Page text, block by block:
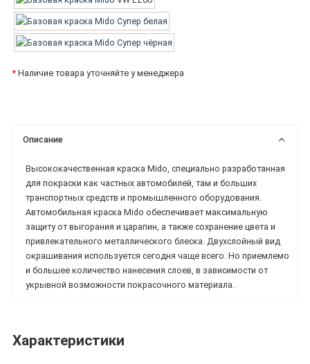
* Наличие товара уточняйте у менеджера
Описание
Высококачественная краска Mido, специально разработанная
для покраски как частных автомобилей, там и больших
транспортных средств и промышленного оборудования.
Автомобильная краска Mido обеспечивает максимальную
защиту от выгорания и царапин, а также сохранение цвета и
привлекательного металлического блеска. Двухслойный вид
окрашивания используется сегодня чаще всего. Но приемлемо
и большее количество нанесения слоев, в зависимости от
укрывной возможности покрасочного материала.
Характеристики